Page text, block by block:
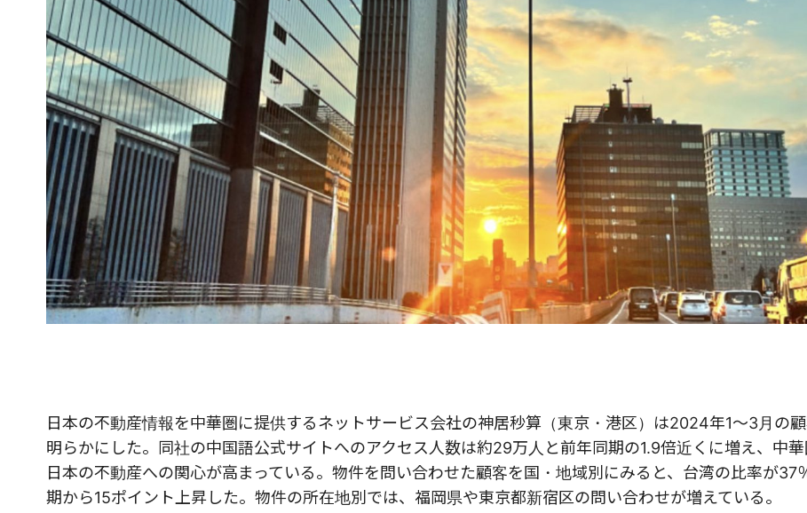
日本の不動産情報を中華圏に提供するネットサービス会社の神居秒算（東京・港区）は2024年1～3月の
明らかにした。同社の中国語公式サイトへのアクセス人数は約29万人と前年同期の1.9倍近くに増え、中
日本の不動産への関心が高まっている。物件を問い合わせた顧客を国・地域別にみると、台湾の比率が37
期から15ポイント上昇した。物件の所在地別では、福岡県や東京都新宿区の問い合わせが増えている。